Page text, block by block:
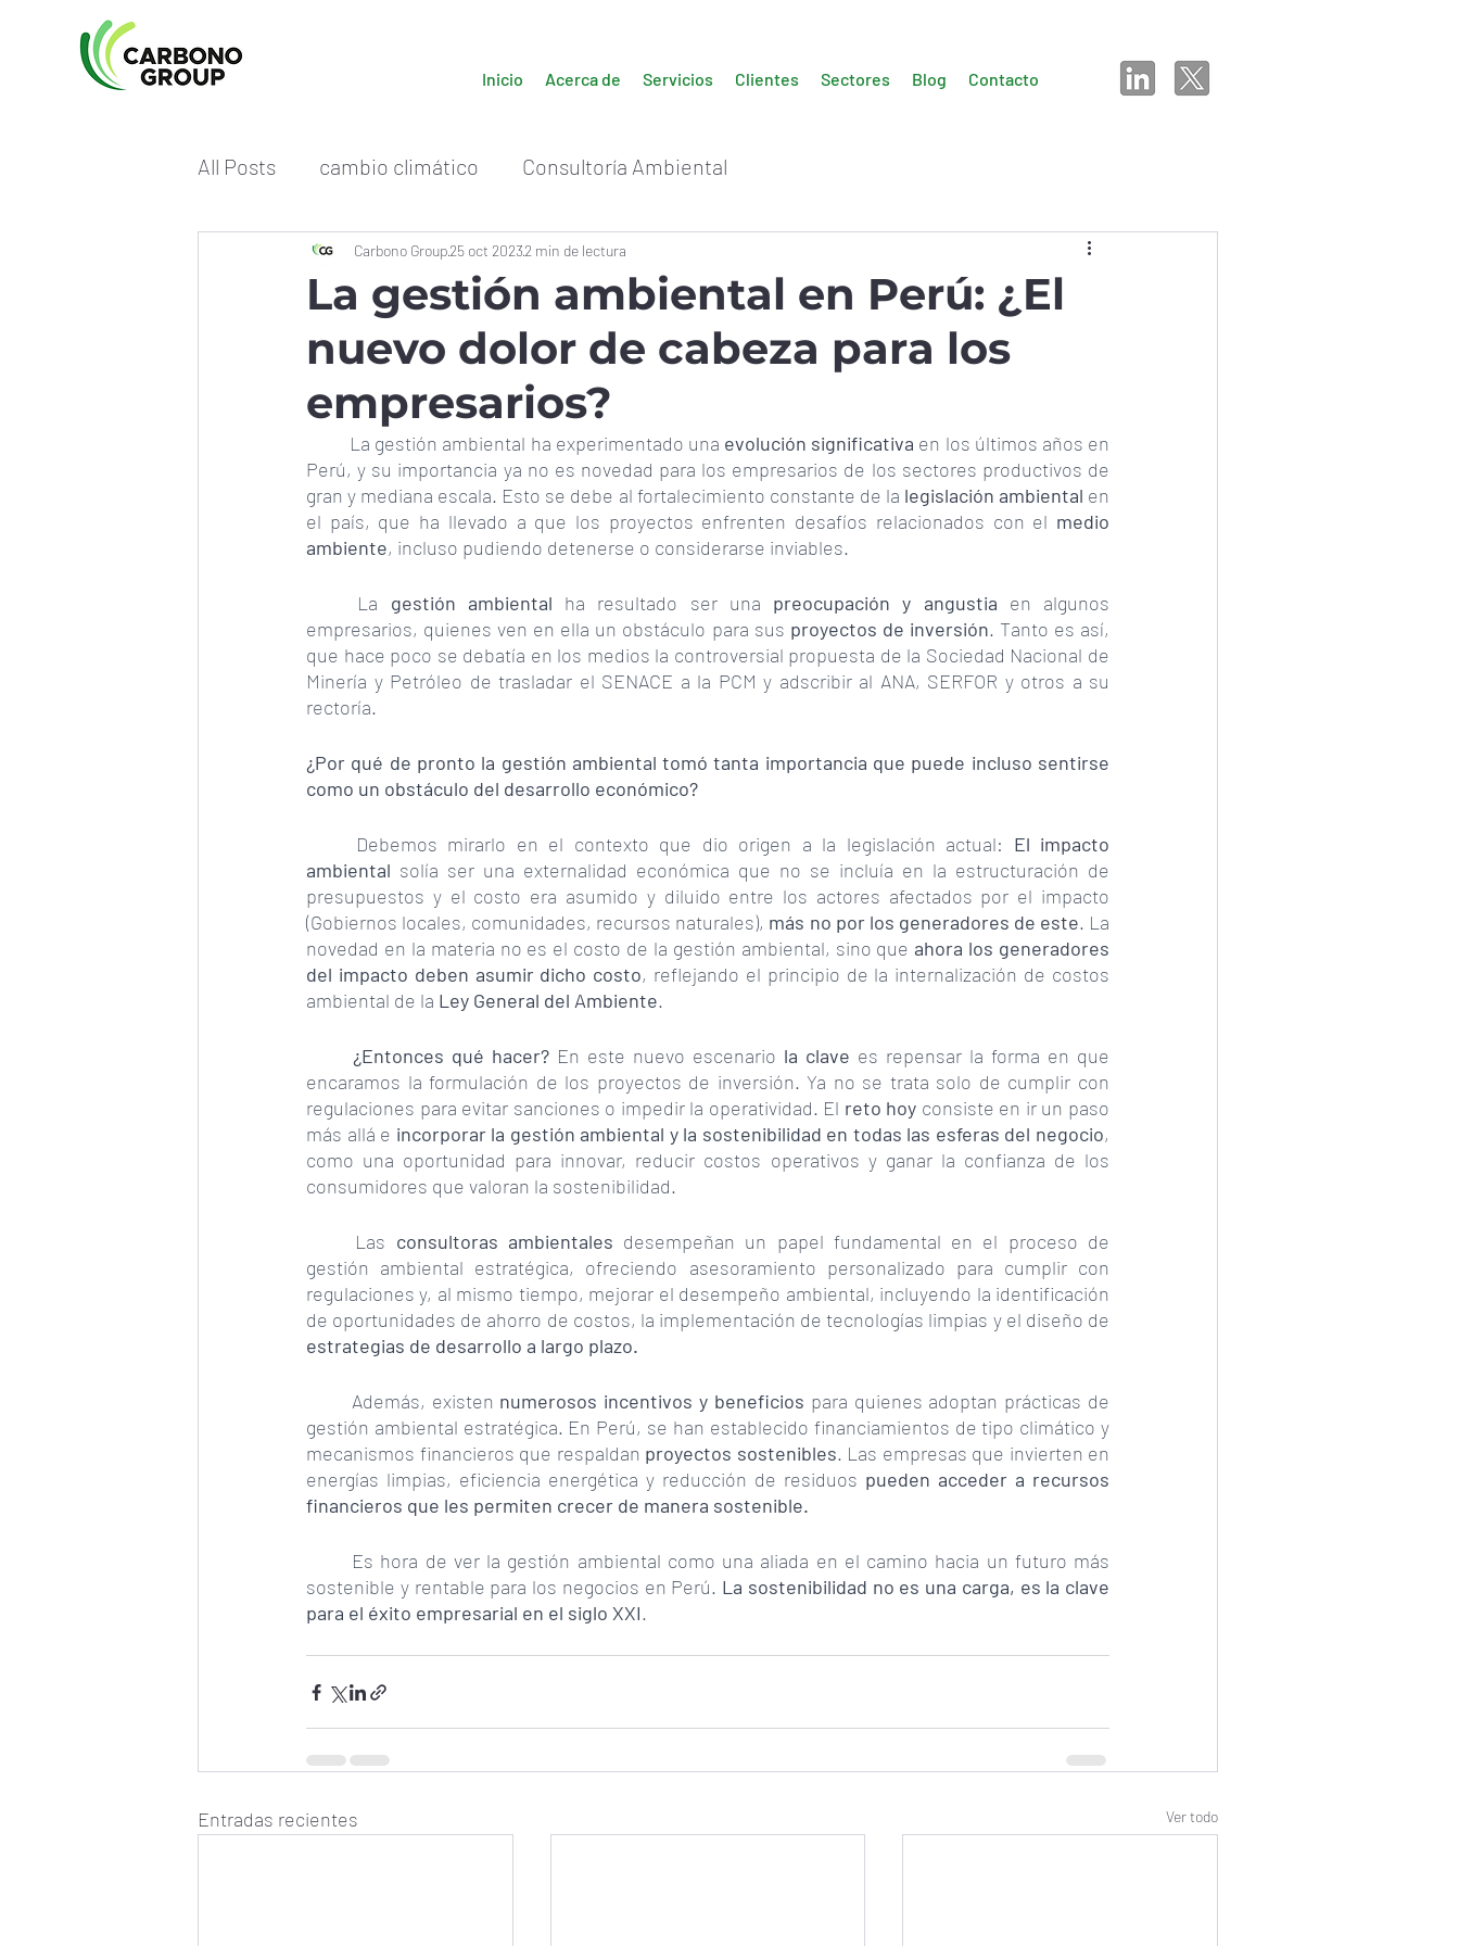
Inicio Acerca de Servicios Clientes Sectores Blog Contacto
All Posts cambio climático Consultoría Ambiental
La gestión ambiental en Perú: ¿El
nuevo dolor de cabeza para los
empresarios?
Carbono Group25 oct 20232 min de lectura
La gestión ambiental ha experimentado una evolución significativa en los últimos años en
Perú, y su importancia ya no es novedad para los empresarios de los sectores productivos de
gran y mediana escala. Esto se debe al fortalecimiento constante de la legislación ambiental en
el país, que ha llevado a que los proyectos enfrenten desafíos relacionados con el medio
ambiente, incluso pudiendo detenerse o considerarse inviables.
La gestión ambiental ha resultado ser una preocupación y angustia en algunos
empresarios, quienes ven en ella un obstáculo para sus proyectos de inversión. Tanto es así,
que hace poco se debatía en los medios la controversial propuesta de la Sociedad Nacional de
Minería y Petróleo de trasladar el SENACE a la PCM y adscribir al ANA, SERFOR y otros a su
rectoría.
¿Por qué de pronto la gestión ambiental tomó tanta importancia que puede incluso sentirse
como un obstáculo del desarrollo económico?
Debemos mirarlo en el contexto que dio origen a la legislación actual: El impacto
ambiental solía ser una externalidad económica que no se incluía en la estructuración de
presupuestos y el costo era asumido y diluido entre los actores afectados por el impacto
(Gobiernos locales, comunidades, recursos naturales), más no por los generadores de este. La
novedad en la materia no es el costo de la gestión ambiental, sino que ahora los generadores
del impacto deben asumir dicho costo, reflejando el principio de la internalización de costos
ambiental de la Ley General del Ambiente.
¿Entonces qué hacer? En este nuevo escenario la clave es repensar la forma en que
encaramos la formulación de los proyectos de inversión. Ya no se trata solo de cumplir con
regulaciones para evitar sanciones o impedir la operatividad. El reto hoy consiste en ir un paso
más allá e incorporar la gestión ambiental y la sostenibilidad en todas las esferas del negocio,
como una oportunidad para innovar, reducir costos operativos y ganar la confianza de los
consumidores que valoran la sostenibilidad.
Las consultoras ambientales desempeñan un papel fundamental en el proceso de
gestión ambiental estratégica, ofreciendo asesoramiento personalizado para cumplir con
regulaciones y, al mismo tiempo, mejorar el desempeño ambiental, incluyendo la identificación
estrategias de desarrollo a largo plazo.
Además, existen numerosos incentivos y beneficios para quienes adoptan prácticas de
gestión ambiental estratégica. En Perú, se han establecido financiamientos de tipo climático y
mecanismos financieros que respaldan proyectos sostenibles. Las empresas que invierten en
energías limpias, eficiencia energética y reducción de residuos pueden acceder a recursos
financieros que les permiten crecer de manera sostenible.
Es hora de ver la gestión ambiental como una aliada en el camino hacia un futuro más
sostenible y rentable para los negocios en Perú. La sostenibilidad no es una carga, es la clave
para el éxito empresarial en el siglo XXI.
Entradas recientes Ver todo